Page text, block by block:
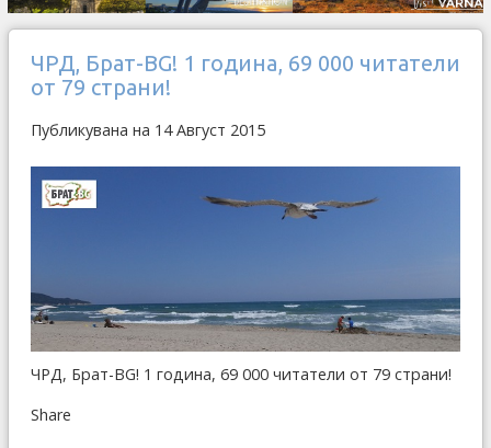
ЧРД, Брат-BG! 1 година, 69 000 читатели
от 79 страни!
Публикувана на 14 Август 2015
ЧРД, Брат-BG! 1 година, 69 000 читатели от 79 страни!
Share